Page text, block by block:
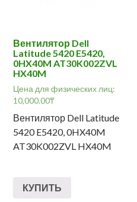
Вентилятор Dell
Latitude 5420 E5420,
0HX40M AT30K002ZVL
HX40M
Цена для физических лиц:
10,000.00₸
Вентилятор Dell Latitude
5420 E5420, 0HX40M
AT30K002ZVL HX40M
КУПИТЬ